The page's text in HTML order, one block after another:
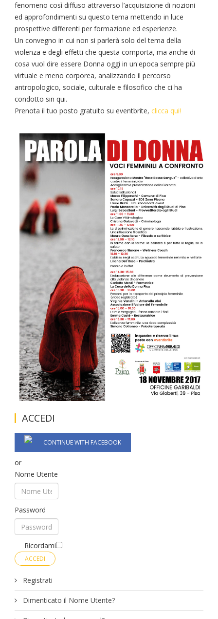
fenomeno così diffuso attraverso l’acquisizione di nozioni
ed approfondimenti su questo tema mettendo in luce
prospettive differenti per formazione ed esperienze.
Un convegno in cui non si parlerà solo del tema della
violenza e degli effetti che questa comporta, ma anche di
cosa vuol dire essere Donna oggi in un'epoca sempre più
virtuale e meno corporea, analizzando il percorso
antropologico, sociale, culturale e filosofico che ci ha
condotto sin qui.
Prenota il tuo posto gratuito su eventbrite, clicca qui!
ACCEDI
CONTINUE WITH FACEBOOK
or
Nome Utente
Password
Ricordami
ACCEDI
Registrati
Dimenticato il Nome Utente?